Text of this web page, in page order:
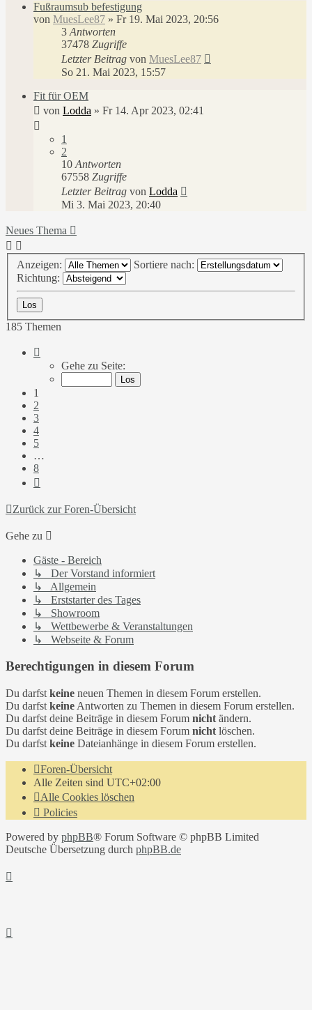
Fußraumsub befestigung
von MuesLee87 » Fr 19. Mai 2023, 20:56
3 Antworten
37478 Zugriffe
Letzter Beitrag von MuesLee87
So 21. Mai 2023, 15:57
Fit für OEM
von Lodda » Fr 14. Apr 2023, 02:41
1
2
10 Antworten
67558 Zugriffe
Letzter Beitrag von Lodda
Mi 3. Mai 2023, 20:40
Neues Thema
Anzeigen:
Sortiere nach:
Richtung:
185 Themen
von
Gehe zu Seite:
1
2
3
4
5
…
8
Zurück zur Foren-Übersicht
Gehe zu
Gäste - Bereich
↳ Der Vorstand informiert
↳ Allgemein
↳ Erststarter des Tages
↳ Showroom
↳ Wettbewerbe & Veranstaltungen
↳ Webseite & Forum
Berechtigungen in diesem Forum
Du darfst keine neuen Themen in diesem Forum erstellen.
Du darfst keine Antworten zu Themen in diesem Forum erstellen.
Du darfst deine Beiträge in diesem Forum nicht ändern.
Du darfst deine Beiträge in diesem Forum nicht löschen.
Du darfst keine Dateianhänge in diesem Forum erstellen.
Foren-Übersicht
Alle Zeiten sind UTC+02:00
Alle Cookies löschen
Policies
Powered by phpBB® Forum Software © phpBB Limited
Deutsche Übersetzung durch phpBB.de